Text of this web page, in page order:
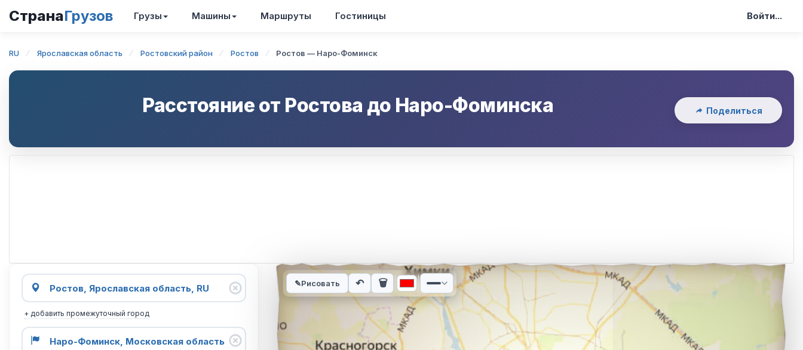
СтранаГрузов Грузы Машины Маршруты Гостиницы Войти...
RU Ярославская область Ростовский район Ростов Ростов — Наро-Фоминск
Расстояние от Ростова до Наро-Фоминска Поделиться
+ добавить промежуточный город
Интерактивная карта автомобильного маршрута из города Ростов в город Наро-Фоминск.
✎Рисовать ↶ 🗑